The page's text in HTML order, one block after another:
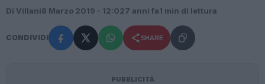
Di Villani8 Marzo 2019 - 12:027 anni fa1 min di lettura
CONDIVIDI SHARE
PUBBLICITÀ